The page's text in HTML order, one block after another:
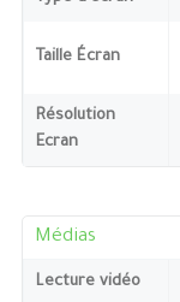
Taille Écran
Résolution
Ecran
Médias
Lecture vidéo